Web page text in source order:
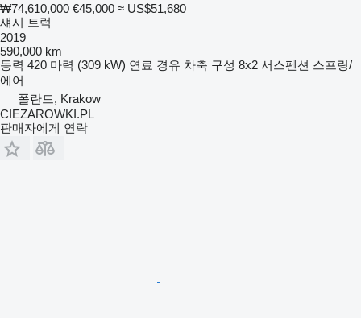
₩74,610,000 €45,000 ≈ US$51,680
섀시 트럭
2019
590,000 km
동력 420 마력 (309 kW) 연료 경유 차축 구성 8x2 서스펜션 스프링/
에어
폴란드, Krakow
CIEZAROWKI.PL
판매자에게 연락